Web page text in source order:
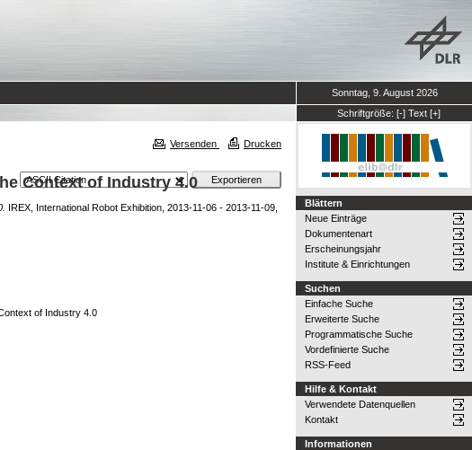
Sonntag, 9. August 2026
Schriftgröße: [-] Text [+]
Versenden Drucken
Context of Industry 4.0
IREX, International Robot Exhibition, 2013-11-06 - 2013-11-09,
of Industry 4.0
Blättern
Neue Einträge
Dokumentenart
Erscheinungsjahr
Institute & Einrichtungen
Suchen
Einfache Suche
Erweiterte Suche
Programmatische Suche
Vordefinierte Suche
RSS-Feed
Hilfe & Kontakt
Verwendete Datenquellen
Kontakt
Informationen